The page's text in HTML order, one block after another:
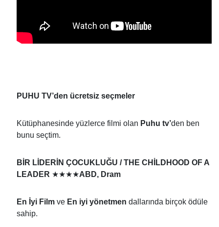
PUHU TV’den ücretsiz seçmeler
Kütüphanesinde yüzlerce filmi olan Puhu tv’den ben
bunu seçtim.
BİR LİDERİN ÇOCUKLUĞU / THE CHİLDHOOD OF A
LEADER ★★★★ABD, Dram
En İyi Film ve En iyi yönetmen dallarında birçok ödüle
sahip.